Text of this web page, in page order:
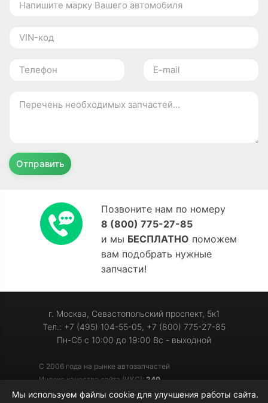
Отправить
Позвоните нам по номеру
8 (800) 775-27-85
и мы БЕСПЛАТНО поможем
вам подобрать нужные
запчасти!
г. Москва, Севастопольский проспект, 5к1
Тел.: +7 (495) 104-55-05, +7 (800) 775-27-85
Пн-Сб с 10:00 до 19:00 Вс - выходной
С 2006 года на рынке автозапчастей
Индекс качества сайта (ИКС): 240
Мы используем файлы cookie для улучшения работы сайта.